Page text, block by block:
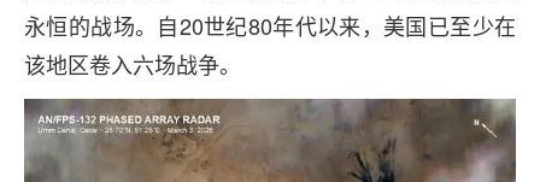
永恒的战场。自20世纪80年代以来，美国已至少在
该地区卷入六场战争。